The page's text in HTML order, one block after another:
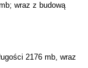
wraz z budową
2176 mb, wraz